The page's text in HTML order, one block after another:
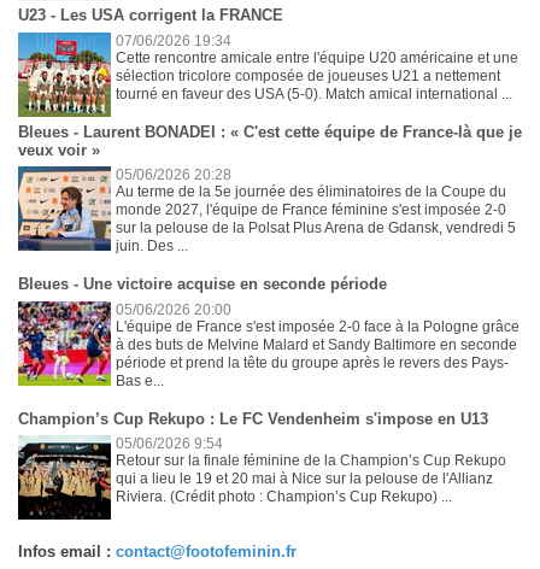
U23 - Les USA corrigent la FRANCE
07/06/2026 19:34
Cette rencontre amicale entre l'équipe U20 américaine et une
sélection tricolore composée de joueuses U21 a nettement
tourné en faveur des USA (5-0). Match amical international ...
Bleues - Laurent BONADEI : « C'est cette équipe de France-là que je
veux voir »
05/06/2026 20:28
Au terme de la 5e journée des éliminatoires de la Coupe du
monde 2027, l'équipe de France féminine s'est imposée 2-0
sur la pelouse de la Polsat Plus Arena de Gdansk, vendredi 5
juin. Des ...
Bleues - Une victoire acquise en seconde période
05/06/2026 20:00
L'équipe de France s'est imposée 2-0 face à la Pologne grâce
à des buts de Melvine Malard et Sandy Baltimore en seconde
période et prend la tête du groupe après le revers des Pays-
Bas e...
Champion’s Cup Rekupo : Le FC Vendenheim s'impose en U13
05/06/2026 9:54
Retour sur la finale féminine de la Champion’s Cup Rekupo
qui a lieu le 19 et 20 mai à Nice sur la pelouse de l'Allianz
Riviera. (Crédit photo : Champion’s Cup Rekupo) ...
Infos email : contact@footofeminin.fr